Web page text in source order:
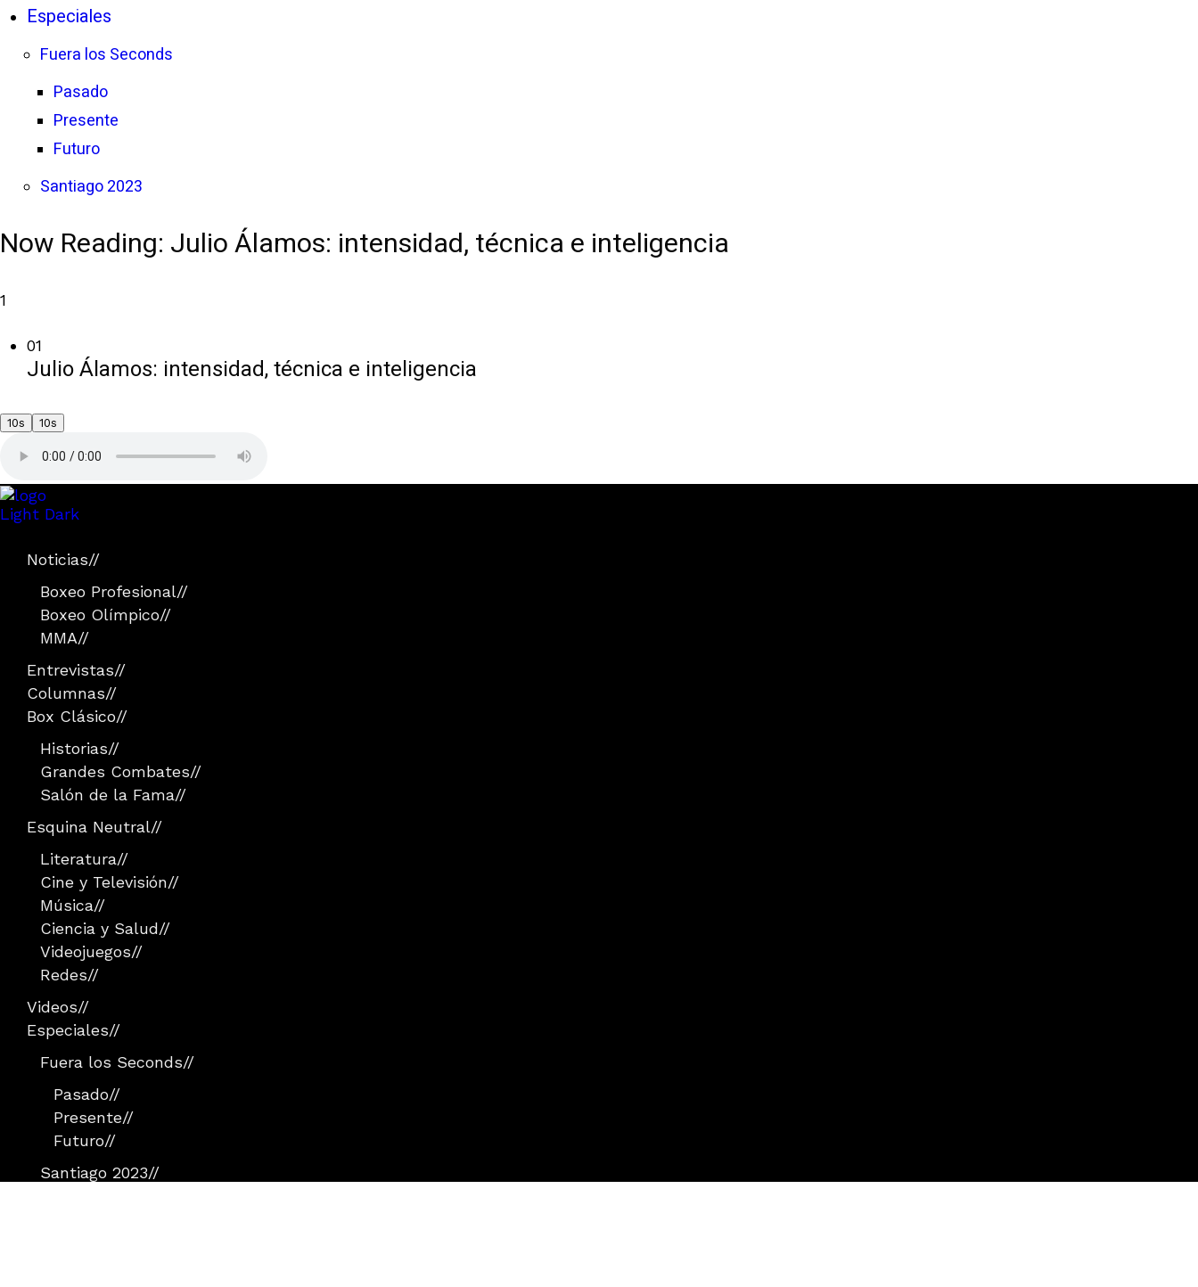
Especiales
Fuera los Seconds
Pasado
Presente
Futuro
Santiago 2023
Now Reading: Julio Álamos: intensidad, técnica e inteligencia
1
01
Julio Álamos: intensidad, técnica e inteligencia
10s 10s
Light Dark
Noticias//
Boxeo Profesional//
Boxeo Olímpico//
MMA//
Entrevistas//
Columnas//
Box Clásico//
Historias//
Grandes Combates//
Salón de la Fama//
Esquina Neutral//
Literatura//
Cine y Televisión//
Música//
Ciencia y Salud//
Videojuegos//
Redes//
Videos//
Especiales//
Fuera los Seconds//
Pasado//
Presente//
Futuro//
Santiago 2023//